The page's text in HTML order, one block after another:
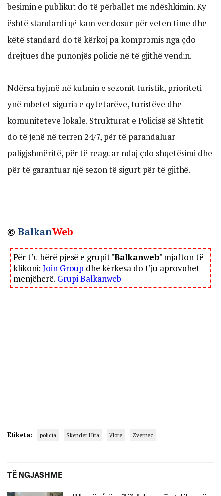
besimin e publikut do të përballet me ndëshkimin. Ky
është standardi që kam vendosur për veten time dhe
këtë standard do të kërkoj pa kompromis nga çdo
drejtues dhe punonjës policie në të gjithë vendin.
Ndërsa hyjmë në kulmin e sezonit turistik, prioriteti
ynë mbetet siguria e qytetarëve, turistëve dhe
komuniteteve lokale. Strukturat e Policisë së Shtetit
do të jenë në terren 24/7, për të parandaluar
paligjshmëritë, për të reaguar ndaj çdo shqetësimi dhe
për të garantuar një sezon të sigurt për të gjithë.
© BalkanWeb
Për t’u bërë pjesë e grupit "Balkanweb" mjafton të
klikoni: Join Group dhe kërkesa do t’ju aprovohet
menjëherë. Grupi Balkanweb
Etiketa: policia Skender Hita Vlore Zvernec
TË NGJASHME